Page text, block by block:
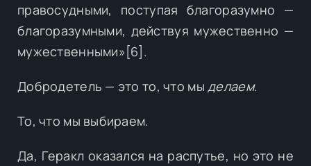
правосудными, поступая благоразумно —
благоразумными, действуя мужественно —
мужественными»[6].
Добродетель — это то, что мыделаем.
То, что мы выбираем.
Да, Геракл оказался на распутье, но это не